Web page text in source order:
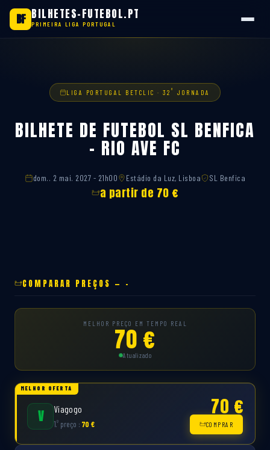
BF BILHETES-FUTEBOL.PT
PRIMEIRA LIGA PORTUGAL
LIGA PORTUGAL BETCLIC · 32 ª JORNADA
BILHETE DE FUTEBOL SL BENFICA
– RIO AVE FC
dom.. 2 mai. 2027 - 21h00 Estádio da Luz, Lisboa SL Benfica
a partir de 70 €
COMPARAR PREÇOS — -
MELHOR PREÇO EM TEMPO REAL
70 €
Atualizado
MELHOR OFERTA
V Viagogo
1.º preço : 70 €
70 €
COMPRAR